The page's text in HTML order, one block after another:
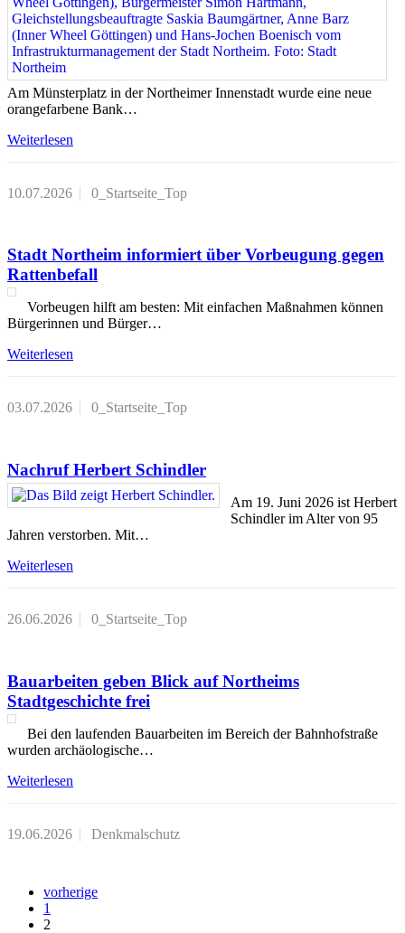
Am Münsterplatz in der Northeimer Innenstadt wurde eine neue
orangefarbene Bank…
Weiterlesen
10.07.2026 0_Startseite_Top
Stadt Northeim informiert über Vorbeugung gegen
Rattenbefall
Vorbeugen hilft am besten: Mit einfachen Maßnahmen können
Bürgerinnen und Bürger…
Weiterlesen
03.07.2026 0_Startseite_Top
Nachruf Herbert Schindler
Am 19. Juni 2026 ist Herbert
Schindler im Alter von 95
Jahren verstorben. Mit…
Weiterlesen
26.06.2026 0_Startseite_Top
Bauarbeiten geben Blick auf Northeims
Stadtgeschichte frei
Bei den laufenden Bauarbeiten im Bereich der Bahnhofstraße
wurden archäologische…
Weiterlesen
19.06.2026 Denkmalschutz
vorherige
1
2